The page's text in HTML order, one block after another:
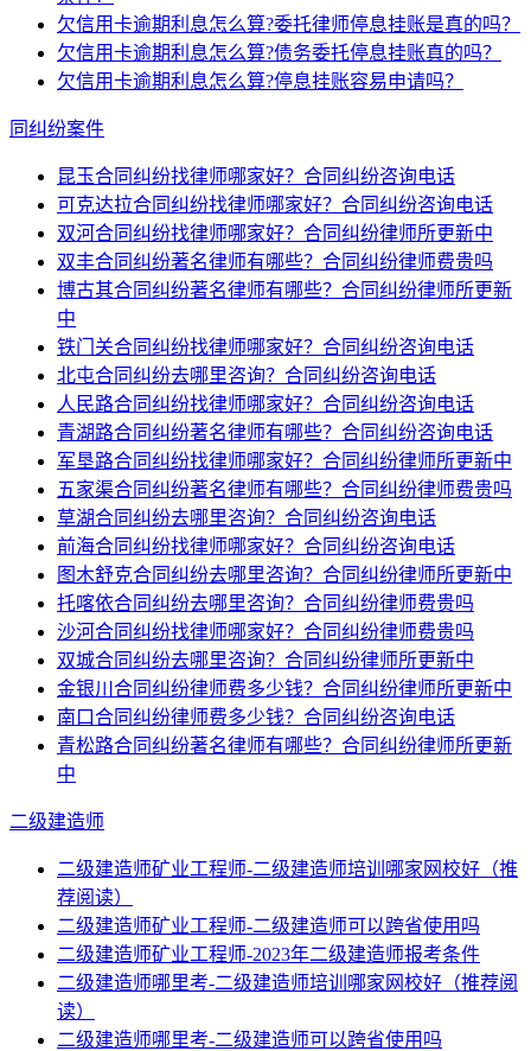
欠信用卡逾期利息怎么算?委托律师停息挂账是真的吗？
欠信用卡逾期利息怎么算?债务委托停息挂账真的吗？
欠信用卡逾期利息怎么算?停息挂账容易申请吗？
同纠纷案件
昆玉合同纠纷找律师哪家好？合同纠纷咨询电话
可克达拉合同纠纷找律师哪家好？合同纠纷咨询电话
双河合同纠纷找律师哪家好？合同纠纷律师所更新中
双丰合同纠纷著名律师有哪些？合同纠纷律师费贵吗
博古其合同纠纷著名律师有哪些？合同纠纷律师所更新
中
铁门关合同纠纷找律师哪家好？合同纠纷咨询电话
北屯合同纠纷去哪里咨询？合同纠纷咨询电话
人民路合同纠纷找律师哪家好？合同纠纷咨询电话
青湖路合同纠纷著名律师有哪些？合同纠纷咨询电话
军垦路合同纠纷找律师哪家好？合同纠纷律师所更新中
五家渠合同纠纷著名律师有哪些？合同纠纷律师费贵吗
草湖合同纠纷去哪里咨询？合同纠纷咨询电话
前海合同纠纷找律师哪家好？合同纠纷咨询电话
图木舒克合同纠纷去哪里咨询？合同纠纷律师所更新中
托喀依合同纠纷去哪里咨询？合同纠纷律师费贵吗
沙河合同纠纷找律师哪家好？合同纠纷律师费贵吗
双城合同纠纷去哪里咨询？合同纠纷律师所更新中
金银川合同纠纷律师费多少钱？合同纠纷律师所更新中
南口合同纠纷律师费多少钱？合同纠纷咨询电话
青松路合同纠纷著名律师有哪些？合同纠纷律师所更新
中
二级建造师
二级建造师矿业工程师-二级建造师培训哪家网校好（推
荐阅读）
二级建造师矿业工程师-二级建造师可以跨省使用吗
二级建造师矿业工程师-2023年二级建造师报考条件
二级建造师哪里考-二级建造师培训哪家网校好（推荐阅
读）
二级建造师哪里考-二级建造师可以跨省使用吗